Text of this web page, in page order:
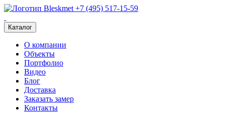
+7 (495) 517-15-59
Каталог
О компании
Объекты
Портфолио
Видео
Блог
Доставка
Заказать замер
Контакты